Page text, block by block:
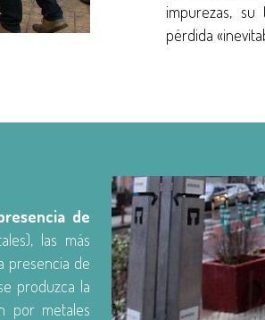
impurezas,
pérdida
de
las más
presencia de
produzca la
por metales